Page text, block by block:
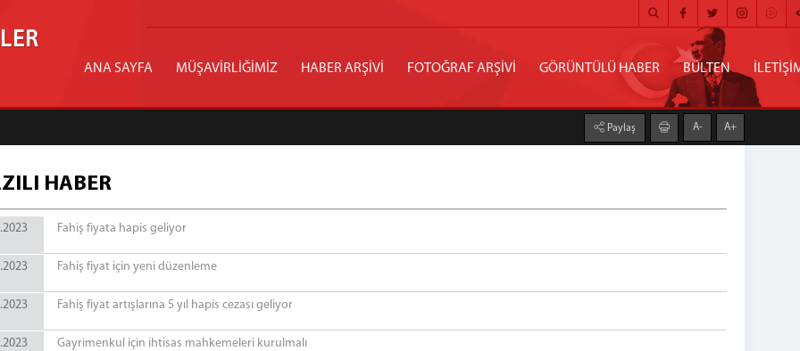
ANA SAYFA MÜŞAVİRLİĞİMİZ HABER ARŞİVİ FOTOĞRAF ARŞİVİ GÖRÜNTÜLÜ HABER BÜLTEN
Paylaş A- A+
HABER
Fahiş fiyata hapis geliyor
Fahiş fiyat için yeni düzenleme
Fahiş fiyat artışlarına 5 yıl hapis cezası geliyor
Gayrimenkul için ihtisas mahkemeleri kurulmalı